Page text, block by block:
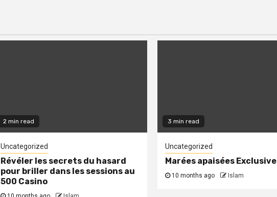
2 min read
Uncategorized
Révéler les secrets du hasard
pour briller dans les sessions au
500 Casino
3 min read
Uncategorized
Marées apaisées Exclusive
10 months ago Islam